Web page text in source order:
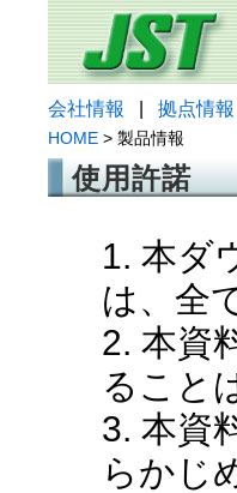
会社情報 拠点情報
HOME > 製品情報
使用許諾
1. 本ダ
は、全
2. 本資
ること
3. 本資
らかじ